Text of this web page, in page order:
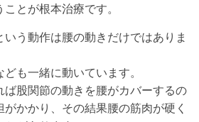
とが根本治療です。
う動作は腰の動きだけではありま
も一緒に動いています。
股関節の動きを腰がカバーするの
かかり、その結果腰の筋肉が硬く